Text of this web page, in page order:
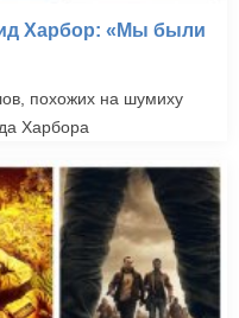
Харбор: «Мы были
похожих на шумиху
Харбора